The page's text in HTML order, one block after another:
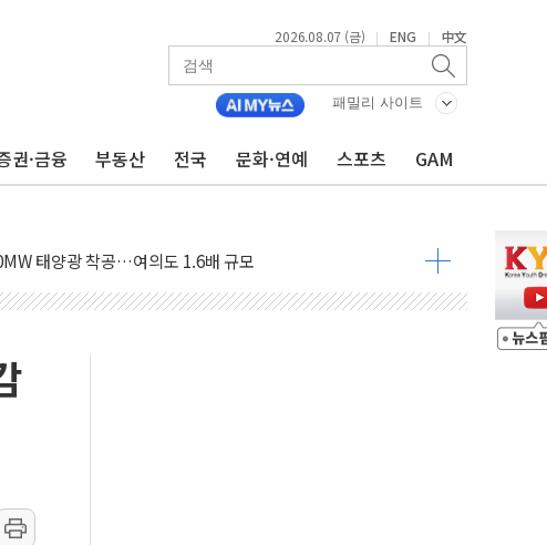
2026.08.07 (금) | ENG | 中文
패밀리 사이트
권·금융 부동산 전국 문화·연예 스포츠 GAM
망해도 놀랍지 않아"
하락...금융주 낙폭 커
정부정책 아냐" 해명
정' 체결… 수니파 국가들의 새 안보 협력 구도
라비온 59㎡ 18억원대
감...석유·가스주 올랐지만 빈그룹이 상쇄